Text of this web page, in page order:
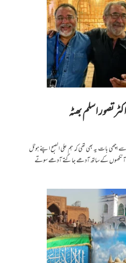
تصور اسلم بھٹہ
بات یہ بھی تھی کہ ہم علی الصبح اپنے ہوٹل
آنکھوں کے ساتھ آدھے جاگتے آدھے سوتے